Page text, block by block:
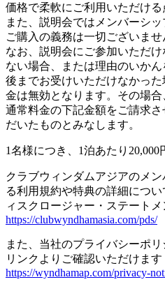
価格で柔軟にご利用いただける
また、説明会ではメンバーシ
ご購入の義務は一切ございませ
なお、説明会にご参加いただ
ない場合、または理由のいか
後までお受けいただけなかっ
金は無効となります。その場
通常料金の下記金額をご請求
だいたものとみなします。
1名様につき、1泊あたり20,000
クラブウィンダムアジアのメ
る利用規約や特典の詳細につ
ィスクロージャー・ステートメ
https://clubwyndhamasia.com/pds/
また、当社のプライバシーポ
リンクよりご確認いただけます
https://wyndhamap.com/privacy-